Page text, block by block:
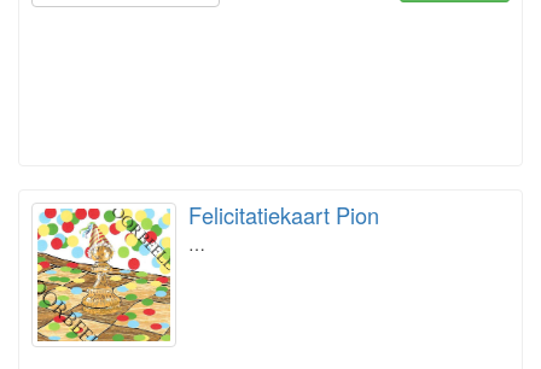
Felicitatiekaart Pion
…